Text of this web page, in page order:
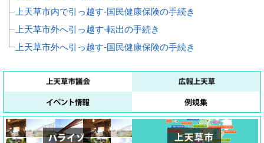
上天草市内で引っ越す‐国民健康保険の手続き
上天草市外へ引っ越す‐転出の手続き
上天草市外へ引っ越す‐国民健康保険の手続き